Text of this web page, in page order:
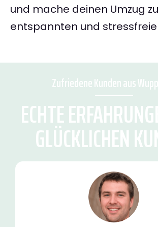
und mache deinen Umzug
entspannten und
Zufriedene Kunden aus
ECHTE
GLÜCKLICHEN